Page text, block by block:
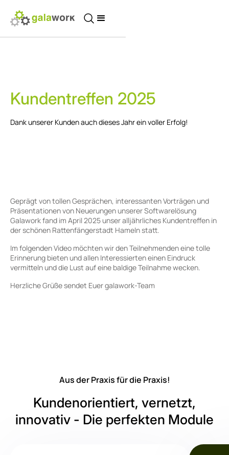
Kundentreffen 2025
Dank unserer Kunden auch dieses Jahr ein voller Erfolg!
Geprägt von tollen Gesprächen, interessanten Vorträgen und
Präsentationen von Neuerungen unserer Softwarelösung
Galawork fand im April 2025 unser alljährliches Kundentreffen in
der schönen Rattenfängerstadt Hameln statt.
Im folgenden Video möchten wir den Teilnehmenden eine tolle
Erinnerung bieten und allen Interessierten einen Eindruck
vermitteln und die Lust auf eine baldige Teilnahme wecken.
Herzliche Grüße sendet Euer galawork-Team
Aus der Praxis für die Praxis!
Kundenorientiert, vernetzt,
innovativ - Die perfekten Module